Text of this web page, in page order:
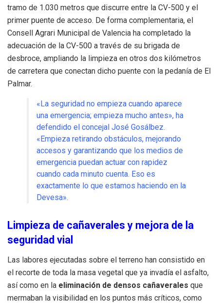
tramo de 1.030 metros que discurre entre la CV-500 y el
primer puente de acceso. De forma complementaria, el
Consell Agrari Municipal de Valencia ha completado la
adecuación de la CV-500 a través de su brigada de
desbroce, ampliando la limpieza en otros dos kilómetros
de carretera que conectan dicho puente con la pedanía de El
Palmar.
«La seguridad no empieza cuando aparece
una emergencia; empieza mucho antes», ha
defendido el concejal José Gosálbez.
«Empieza retirando obstáculos, mejorando
accesos y garantizando que los medios de
emergencia puedan actuar con rapidez
cuando cada minuto cuenta. Eso es
exactamente lo que estamos haciendo en la
Devesa».
Limpieza de cañaverales y mejora de la
seguridad vial
Las labores ejecutadas sobre el terreno han consistido en
el recorte de toda la masa vegetal que ya invadía el asfalto,
así como en la eliminación de densos cañaverales que
mermaban la visibilidad en los puntos más críticos, como